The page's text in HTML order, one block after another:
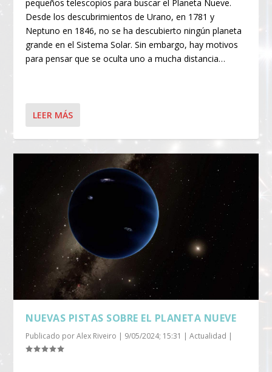
pequeños telescopios para buscar el Planeta Nueve.
Desde los descubrimientos de Urano, en 1781 y
Neptuno en 1846, no se ha descubierto ningún planeta
grande en el Sistema Solar. Sin embargo, hay motivos
para pensar que se oculta uno a mucha distancia…
LEER MÁS
NUEVAS PISTAS SOBRE EL PLANETA NUEVE
Publicado porAlex Riveiro | 9/05/2024; 15:31 |Actualidad |